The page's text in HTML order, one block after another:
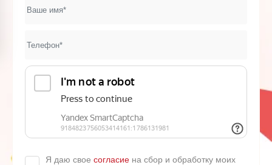
Я даю свое согласие на сбор и обработку моих